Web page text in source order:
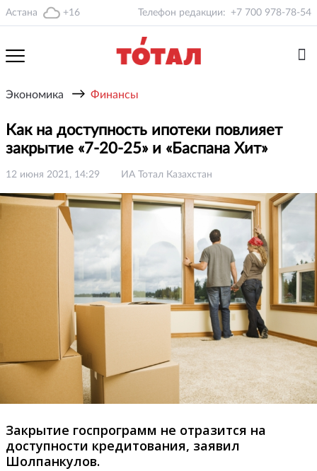
Астана +16 Телефон редакции: +7 700 978-78-54
Экономика → Финансы
Как на доступность ипотеки повлияет
закрытие «7-20-25» и «Баспана Хит»
12 июня 2021, 14:29 ИА Тотал Казахстан
Закрытие госпрограмм не отразится на
доступности кредитования, заявил
Шолпанкулов.